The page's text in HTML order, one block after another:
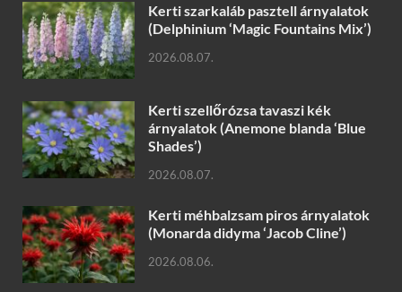
Kerti szarkaláb pasztell árnyalatok
(Delphinium ‘Magic Fountains Mix’)
2026.08.07.
Kerti szellőrózsa tavaszi kék
árnyalatok (Anemone blanda ‘Blue
Shades’)
2026.08.07.
Kerti méhbalzsam piros árnyalatok
(Monarda didyma ‘Jacob Cline’)
2026.08.06.